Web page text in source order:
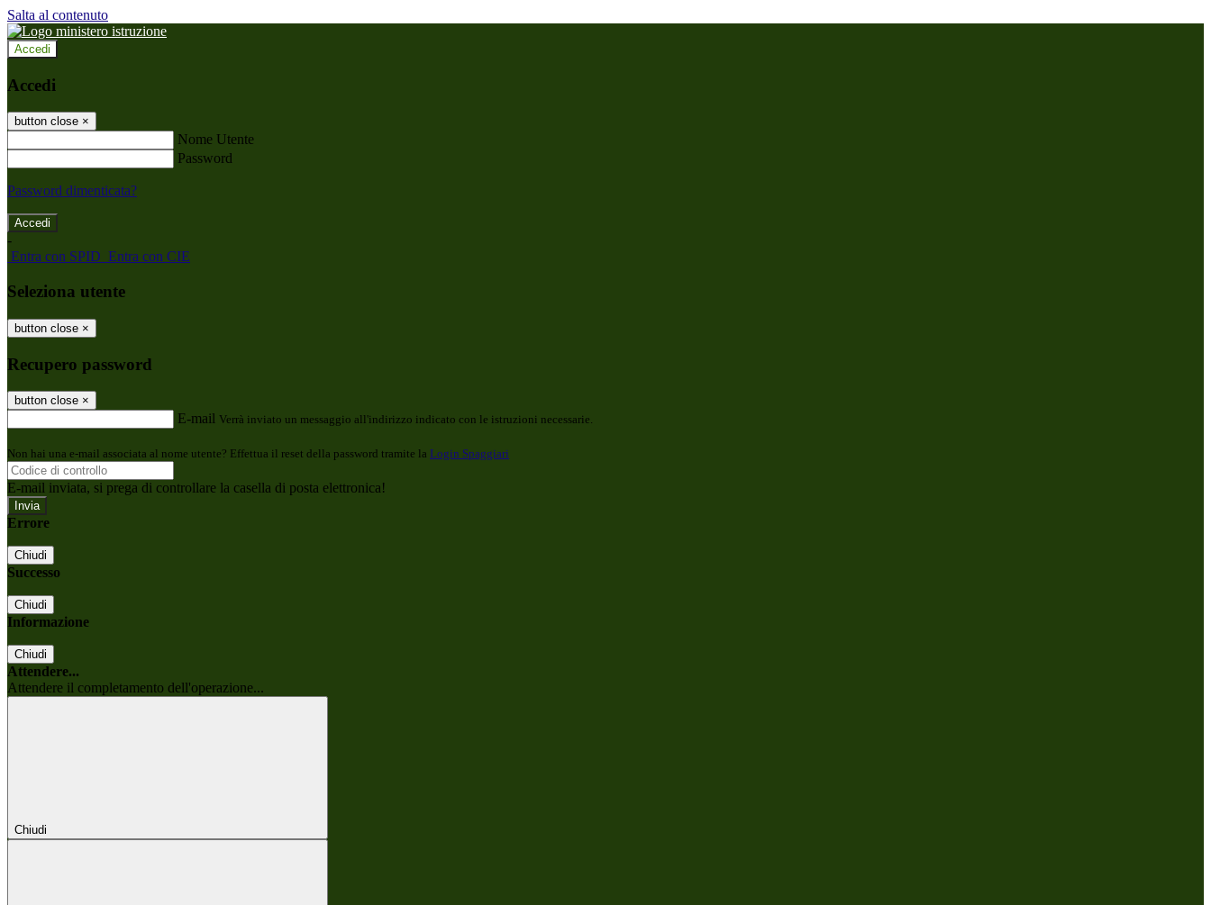
Salta al contenuto
Accedi
Accedi
button close ×
Nome Utente
Password
Password dimenticata?
-
Entra con SPID Entra con CIE
Seleziona utente
button close ×
Recupero password
button close ×
E-mail Verrà inviato un messaggio all'indirizzo indicato con le istruzioni necessarie.
Non hai una e-mail associata al nome utente? Effettua il reset della password tramite la Login Spaggiari
E-mail inviata, si prega di controllare la casella di posta elettronica!
Errore
Chiudi
Successo
Chiudi
Informazione
Chiudi
Attendere...
Attendere il completamento dell'operazione...
Chiudi